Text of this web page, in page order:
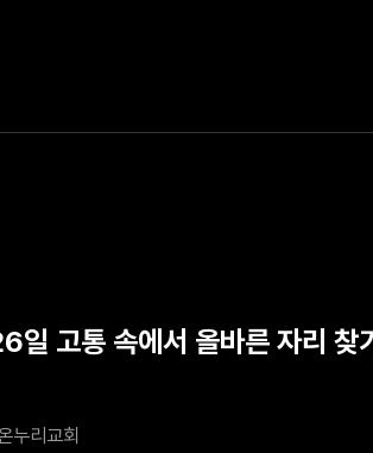
고통 속에서 올바른 자리 찾기
누리교회